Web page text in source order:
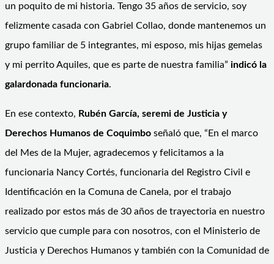
un poquito de mi historia. Tengo 35 años de servicio, soy
felizmente casada con Gabriel Collao, donde mantenemos un
grupo familiar de 5 integrantes, mi esposo, mis hijas gemelas
y mi perrito Aquiles, que es parte de nuestra familia” indicó la
galardonada funcionaria.
En ese contexto, Rubén García, seremi de Justicia y
Derechos Humanos de Coquimbo señaló que, “En el marco
del Mes de la Mujer, agradecemos y felicitamos a la
funcionaria Nancy Cortés, funcionaria del Registro Civil e
Identificación en la Comuna de Canela, por el trabajo
realizado por estos más de 30 años de trayectoria en nuestro
servicio que cumple para con nosotros, con el Ministerio de
Justicia y Derechos Humanos y también con la Comunidad de